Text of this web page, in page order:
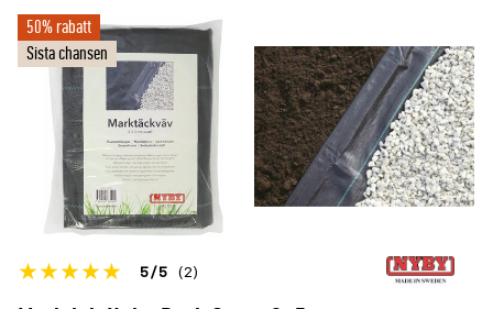
Betyget
5 5 (2)
Öppna
50% rabatt
Sista chansen